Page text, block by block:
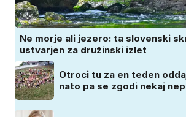
Ne morje ali jezero: ta slovenski
ustvarjen za družinski izlet
Otroci tu za en teden
nato pa se zgodi nekaj